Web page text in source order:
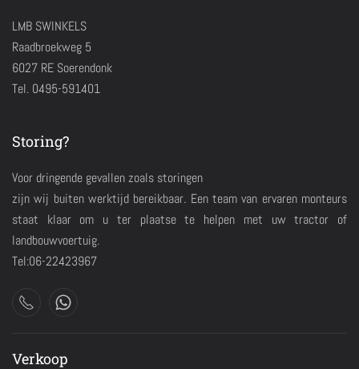
LMB SWINKELS
Raadbroekweg 5
6027 RE Soerendonk
Tel. 0495-591401
Storing?
Voor dringende gevallen zoals storingen
zijn wij buiten werktijd bereikbaar. Een team van ervaren monteurs
staat klaar om u ter plaatse te helpen met uw tractor of
landbouwvoertuig.
Tel:06-22423967
Verkoop